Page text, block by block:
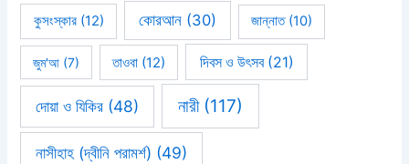
কুসংস্কার(12) কোরআন (30) জান্নাত(10)
জুম'আ (7) তাওবা (12) দিবস ও উৎসব(21)
দোয়া ও যিকির (48) নারী(117)
নাসীহাহ (দ্বীনি পরামর্শ) (49)